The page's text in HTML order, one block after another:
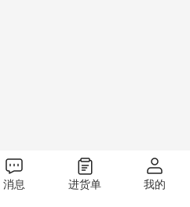
消息 进货单 我的